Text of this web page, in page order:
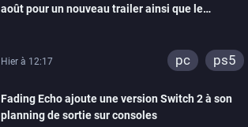
août pour un nouveau trailer ainsi que le
Hier à 12:17 pc ps5
Fading Echo ajoute une version Switch 2 à son
planning de sortie sur consoles